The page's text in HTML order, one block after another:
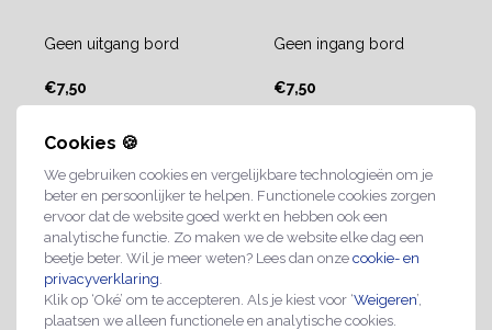
Cookies 🍪
We gebruiken cookies en vergelijkbare technologieën om je
beter en persoonlijker te helpen. Functionele cookies zorgen
ervoor dat de website goed werkt en hebben ook een
analytische functie. Zo maken we de website elke dag een
beetje beter. Wil je meer weten? Lees dan onze cookie- en
privacyverklaring
Klik op ‘Oké’ om te accepteren. Als je kiest voor ‘Weigeren’,
plaatsen we alleen functionele en analytische cookies.
Geen uitgang bord
€7,50
2-4 werkdagen
Geen ingang bord
€7,50